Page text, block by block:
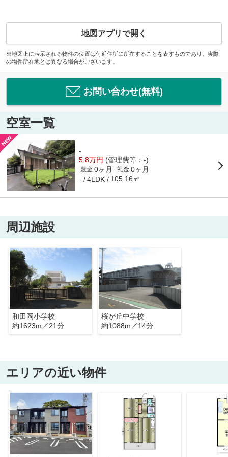
地図アプリで開く
※地図上に表示される物件の位置は付近住所に所在することを表すものであり、実際
の物件所在地とは異なる場合がございます。
お問い合わせ(無料)
空室一覧
-
5.8万円 (管理費等：-)
敷金 0ヶ月 礼金 0ヶ月
- 4LDK 105.16㎡
周辺施設
和田岡小学校
約1623m／21分
桜が丘中学校
約1088m／14分
エリアの近い物件